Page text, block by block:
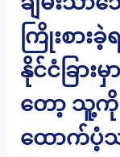
ကြိုးစား
နိုင်ငံခြာ
တော့ သူ့ကို
ထောက်ပံ့သ